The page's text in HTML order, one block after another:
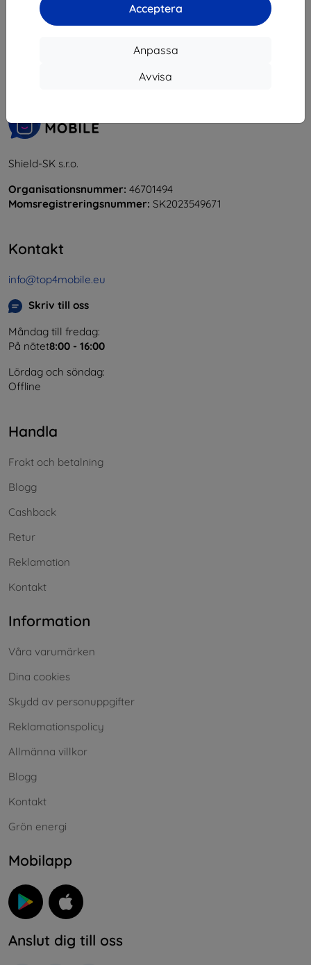
Acceptera
Anpassa
Avvisa
av totalt
Shield-SK s.r.o.
Organisationsnummer: 46701494
Momsregistreringsnummer: SK2023549671
Kontakt
info@top4mobile.eu
Skriv till oss
Måndag till fredag:
På nätet8:00 - 16:00
Lördag och söndag:
Offline
Handla
Frakt och betalning
Blogg
Cashback
Retur
Reklamation
Kontakt
Information
Våra varumärken
Dina cookies
Skydd av personuppgifter
Reklamationspolicy
Allmänna villkor
Blogg
Kontakt
Grön energi
Mobilapp
Anslut dig till oss